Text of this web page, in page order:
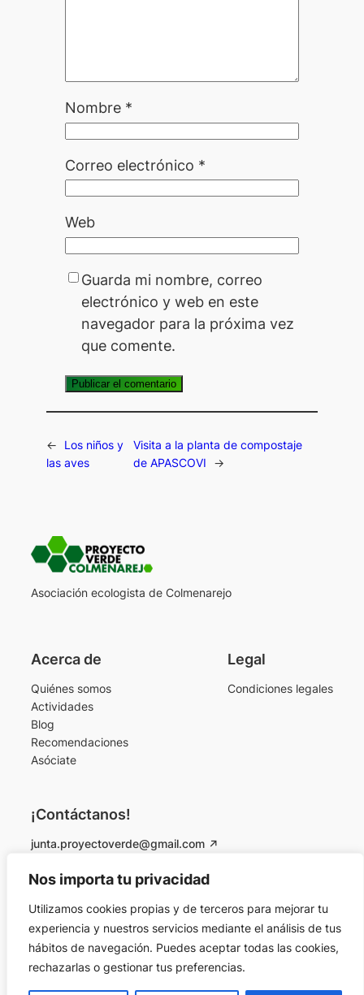
Nos importa tu privacidad
Utilizamos cookies propias y de terceros para mejorar tu
experiencia y nuestros servicios mediante el análisis de tus
hábitos de navegación. Puedes aceptar todas las cookies,
rechazarlas o gestionar tus preferencias.
Nombre *
Correo electrónico *
Web
Guarda mi nombre, correo
electrónico y web en este
navegador para la próxima vez
que comente.
←
Los niños y
las aves
Visita a la planta de compostaje
de APASCOVI
→
Asociación ecologista de Colmenarejo
Acerca de
Quiénes somos
Actividades
Blog
Recomendaciones
Asóciate
Legal
Condiciones legales
¡Contáctanos!
junta.proyectoverde@gmail.com
© 2026 Proyecto Verde Colmenarejo. Todos los
derechos reservados.